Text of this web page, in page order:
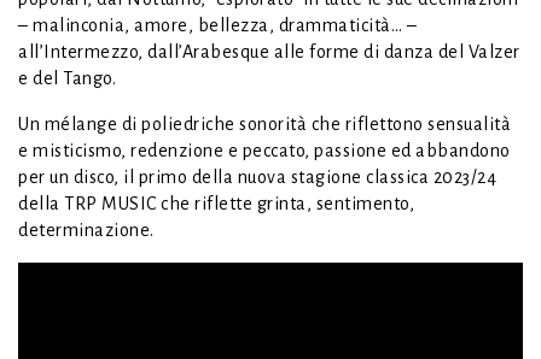
– malinconia, amore, bellezza, drammaticità… –
all’Intermezzo, dall’Arabesque alle forme di danza del Valzer
e del Tango.
Un mélange di poliedriche sonorità che riflettono sensualità
e misticismo, redenzione e peccato, passione ed abbandono
per un disco, il primo della nuova stagione classica 2023/24
della TRP MUSIC che riflette grinta, sentimento,
determinazione.